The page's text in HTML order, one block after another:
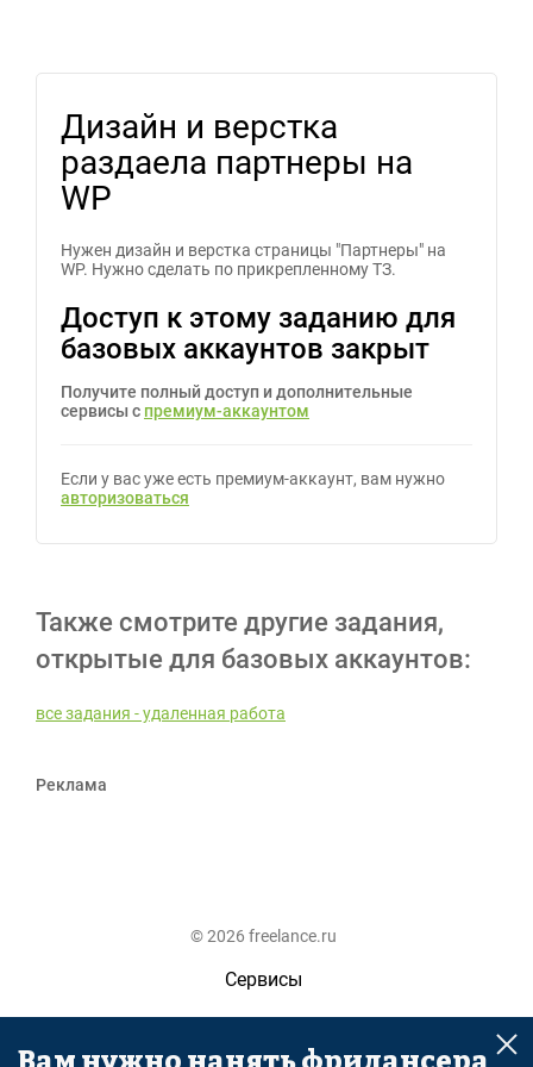
Дизайн и верстка
раздаела партнеры на
WP
Нужен дизайн и верстка страницы "Партнеры" на
WP. Нужно сделать по прикрепленному ТЗ.
Доступ к этому заданию для
базовых аккаунтов закрыт
Получите полный доступ и дополнительные
сервисы с премиум-аккаунтом
Если у вас уже есть премиум-аккаунт, вам нужно
авторизоваться
Также смотрите другие задания,
открытые для базовых аккаунтов:
все задания - удаленная работа
Реклама
© 2026 freelance.ru
Сервисы
Помощь